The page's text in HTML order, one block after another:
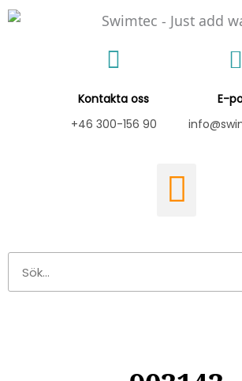
Hoppa
Kontakta oss
+46 300-156 90
E-